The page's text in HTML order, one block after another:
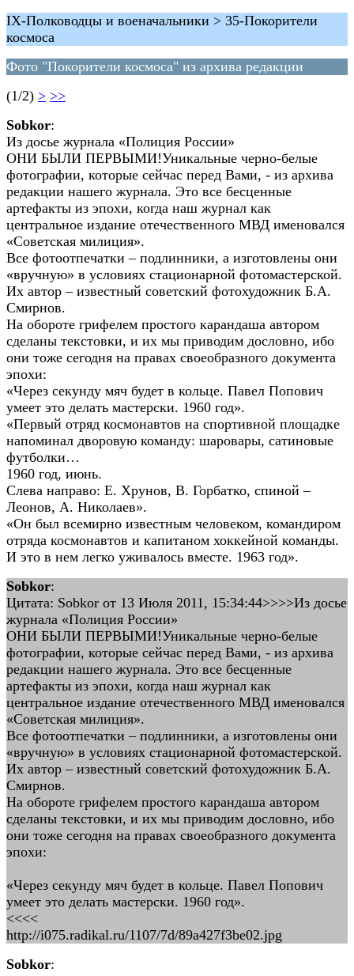
IX-Полководцы и военачальники > 35-Покорители
космоса
Фото "Покорители космоса" из архива редакции
(1/2) > >>
Sobkor:
Из досье журнала «Полиция России»
ОНИ БЫЛИ ПЕРВЫМИ!Уникальные черно-белые
фотографии, которые сейчас перед Вами, - из архива
редакции нашего журнала. Это все бесценные
артефакты из эпохи, когда наш журнал как
центральное издание отечественного МВД именовался
«Советская милиция».
Все фотоотпечатки – подлинники, а изготовлены они
«вручную» в условиях стационарной фотомастерской.
Их автор – известный советский фотохудожник Б.А.
Смирнов.
На обороте грифелем простого карандаша автором
сделаны текстовки, и их мы приводим дословно, ибо
они тоже сегодня на правах своеобразного документа
эпохи:
«Через секунду мяч будет в кольце. Павел Попович
умеет это делать мастерски. 1960 год».
«Первый отряд космонавтов на спортивной площадке
напоминал дворовую команду: шаровары, сатиновые
футболки…
1960 год, июнь.
Слева направо: Е. Хрунов, В. Горбатко, спиной –
Леонов, А. Николаев».
«Он был всемирно известным человеком, командиром
отряда космонавтов и капитаном хоккейной команды.
И это в нем легко уживалось вместе. 1963 год».
Sobkor:
Цитата: Sobkor от 13 Июля 2011, 15:34:44>>>>Из досье
журнала «Полиция России»
ОНИ БЫЛИ ПЕРВЫМИ!Уникальные черно-белые
фотографии, которые сейчас перед Вами, - из архива
редакции нашего журнала. Это все бесценные
артефакты из эпохи, когда наш журнал как
центральное издание отечественного МВД именовался
«Советская милиция».
Все фотоотпечатки – подлинники, а изготовлены они
«вручную» в условиях стационарной фотомастерской.
Их автор – известный советский фотохудожник Б.А.
Смирнов.
На обороте грифелем простого карандаша автором
сделаны текстовки, и их мы приводим дословно, ибо
они тоже сегодня на правах своеобразного документа
эпохи:
«Через секунду мяч будет в кольце. Павел Попович
умеет это делать мастерски. 1960 год».
<<<<
http://i075.radikal.ru/1107/7d/89a427f3be02.jpg
Sobkor: